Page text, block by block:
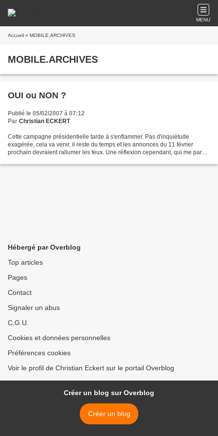
MENU
Accueil » MOBILE.ARCHIVES
MOBILE.ARCHIVES
OUI ou NON ?
Publié le 05/02/2007 à 07:12
Par Christian ECKERT
Cette campagne présidentielle tarde à s'enflammer. Pas d'inquiétude
exagérée, cela va venir, il reste du temps et les annonces du 11 février
prochain devraient rallumer les feux. Une réflexion cependant, qui me parait
Hébergé par Overblog
Top articles
Pages
Contact
Signaler un abus
C.G.U.
Cookies et données personnelles
Préférences cookies
Voir le profil de Christian Eckert sur le portail Overblog
Créer un blog sur Overblog
Créer un blog